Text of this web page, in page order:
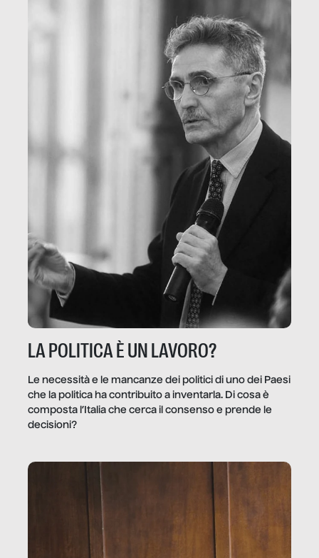
LA POLITICA È UN LAVORO?
Le necessità e le mancanze dei politici di uno dei Paesi
che la politica ha contribuito a inventarla. Di cosa è
composta l’Italia che cerca il consenso e prende le
decisioni?